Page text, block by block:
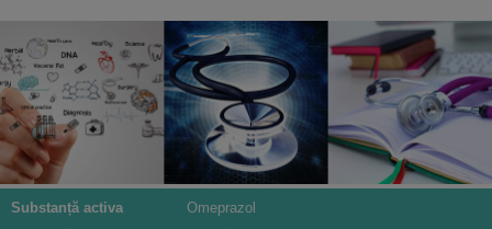
Substanță activa
Omeprazol